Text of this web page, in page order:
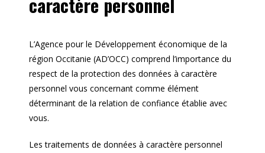
L’Agence pour le Développement économique de la
région Occitanie (AD’OCC) comprend l’importance du
respect de la protection des données à caractère
personnel vous concernant comme élément
déterminant de la relation de confiance établie avec
vous.
Les traitements de données à caractère personnel